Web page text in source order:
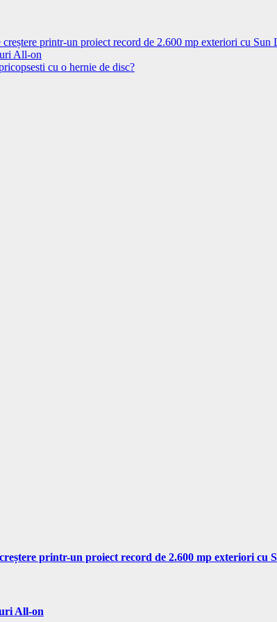
printr-un proiect record de 2.600 mp exteriori cu Sun
All-on
cu o hernie de disc?
printr-un proiect record de 2.600 mp exteriori cu
All-on